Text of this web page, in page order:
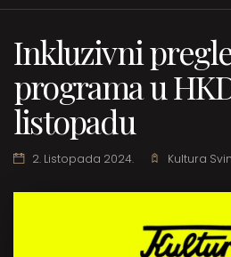
Inkluzivni
programa u
listopadu
2. Listopada 2024. Kultura